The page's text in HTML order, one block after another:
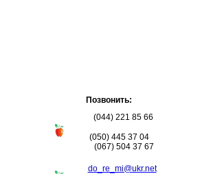
Позвонить:
(044) 221 85 66
(050) 445 37 04
(067) 504 37 67
do_re_mi@ukr.net